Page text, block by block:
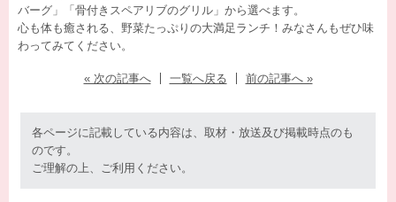
バーグ」「骨付きスペアリブのグリル」から選べます。
心も体も癒される、野菜たっぷりの大満足ランチ！みなさんもぜひ味
わってみてください。
« 次の記事へ 一覧へ戻る 前の記事へ »
各ページに記載している内容は、取材・放送及び掲載時点のも
のです。
ご理解の上、ご利用ください。